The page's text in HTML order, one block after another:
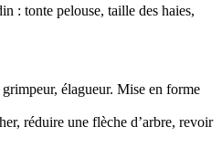
: tonte pelouse, taille des haies,
élagueur. Mise en forme
réduire une flèche d’arbre, revoir